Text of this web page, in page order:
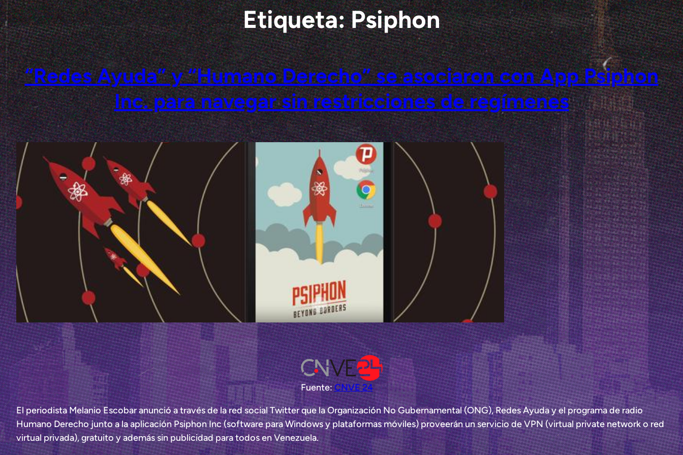
Saltar
al
contenido
Etiqueta:Psiphon
“Redes Ayuda” y “Humano Derecho” se asociaron con App Psiphon
Inc. para navegar sin restricciones de regímenes
Fuente:CNVE 24
El periodista Melanio Escobar anunció a través de la red social Twitter que la Organización No Gubernamental (ONG), Redes Ayuda y el programa de radio
Humano Derecho junto a la aplicación Psiphon Inc (software para Windows y plataformas móviles) proveerán un servicio de VPN (virtual private network o red
virtual privada), gratuito y además sin publicidad para todos en Venezuela.